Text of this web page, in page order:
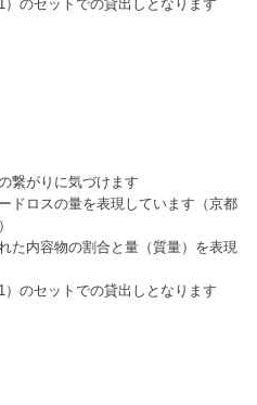
）のセットでの貸出しとなります
繋がりに気づけます
ドロスの量を表現しています（京都
た内容物の割合と量（質量）を表現
）のセットでの貸出しとなります